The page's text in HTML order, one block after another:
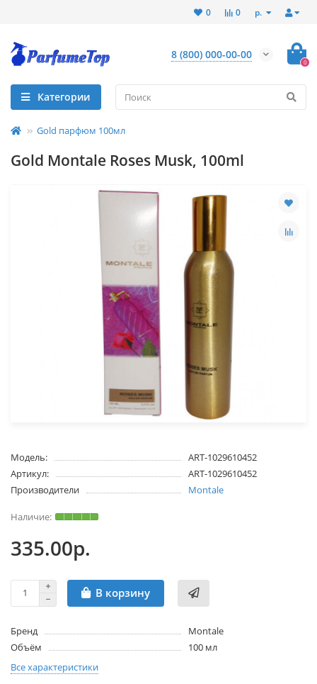
р.
0
0
8 (800) 000-00-00
0
Категории
Gold парфюм 100мл
Gold Montale Roses Musk, 100ml
Модель:
ART-1029610452
Артикул:
ART-1029610452
Производители
Montale
335.00р.
В корзину
Бренд
Montale
Объём
100 мл
Все характеристики